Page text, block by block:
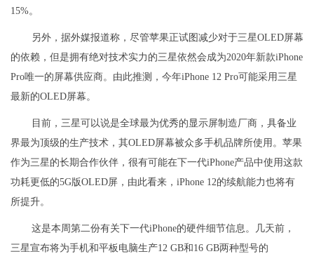
15%。
另外，据外媒报道称，尽管苹果正试图减少对于三星OLED屏幕
的依赖，但是拥有绝对技术实力的三星依然会成为2020年新款iPhone
Pro唯一的屏幕供应商。由此推测，今年iPhone 12 Pro可能采用三星
最新的OLED屏幕。
目前，三星可以说是全球最为优秀的显示屏制造厂商，具备业
界最为顶级的生产技术，其OLED屏幕被众多手机品牌所使用。苹果
作为三星的长期合作伙伴，很有可能在下一代iPhone产品中使用这款
功耗更低的5G版OLED屏，由此看来，iPhone 12的续航能力也将有
所提升。
这是本周第二份有关下一代iPhone的硬件细节信息。几天前，
三星宣布将为手机和平板电脑生产12 GB和16 GB两种型号的